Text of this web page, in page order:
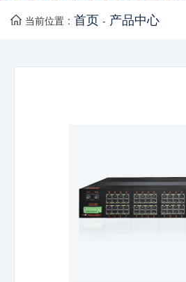
当前位置 : 首页 - 产品中心